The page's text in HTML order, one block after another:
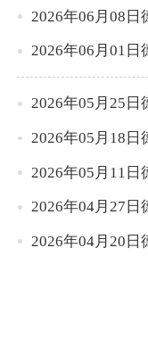
2026年06月08
2026年06月01
2026年05月25
2026年05月18
2026年05月11
2026年04月27
2026年04月20